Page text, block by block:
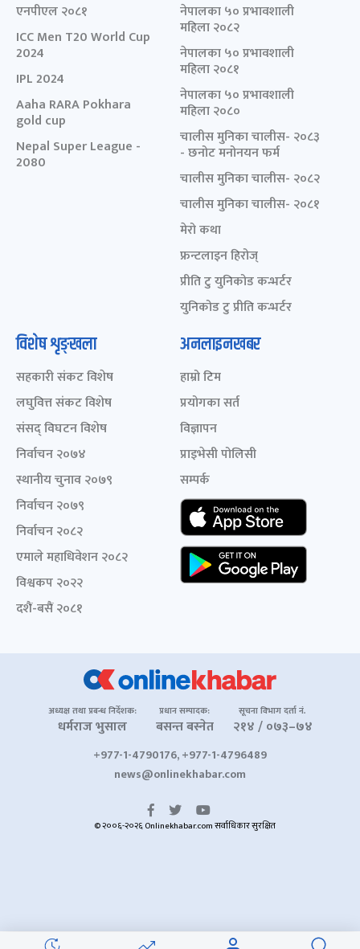
एनपीएल २०८१
ICC Men T20 World Cup
2024
IPL 2024
Aaha RARA Pokhara
gold cup
Nepal Super League -
2080
नेपालका ५० प्रभावशाली
महिला २०८२
नेपालका ५० प्रभावशाली
महिला २०८१
नेपालका ५० प्रभावशाली
महिला २०८०
चालीस मुनिका चालीस- २०८३
- छनोट मनोनयन फर्म
चालीस मुनिका चालीस- २०८२
चालीस मुनिका चालीस- २०८१
मेरो कथा
फ्रन्टलाइन हिरोज्
प्रीति टु युनिकोड कन्भर्टर
युनिकोड टु प्रीति कन्भर्टर
विशेष शृङ्खला
सहकारी संकट विशेष
लघुवित्त संकट विशेष
संसद् विघटन विशेष
निर्वाचन २०७४
स्थानीय चुनाव २०७९
निर्वाचन २०७९
निर्वाचन २०८२
एमाले महाधिवेशन २०८२
विश्वकप २०२२
दशैं-बसैं २०८१
अनलाइनखबर
हाम्रो टिम
प्रयोगका सर्त
विज्ञापन
प्राइभेसी पोलिसी
सम्पर्क
अध्यक्ष तथा प्रबन्ध निर्देशक:
धर्मराज भुसाल
प्रधान सम्पादक:
बसन्त बस्नेत
सूचना विभाग दर्ता नं.
२१४ / ०७३–७४
+977-1-4790176, +977-1-4796489
news@onlinekhabar.com
© २००६-२०२६ Onlinekhabar.com सर्वाधिकार सुरक्षित